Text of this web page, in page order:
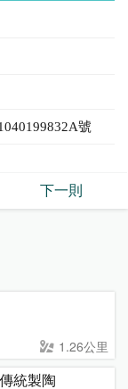
號
下一則
1.26公里
統製陶